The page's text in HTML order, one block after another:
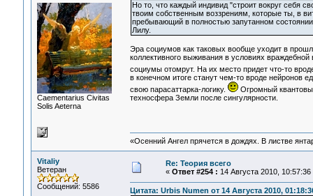
Сaementarius Civitas
Solis Aeterna
Но то, что каждый индивид "строит вокруг себя
твоим собственным воззрениям, которые ты, в
пребывающий в полностью запутанном
Лилу.
Эра социумов как таковых вообще уходит в
коллективного выживания в условиях
социумы отомрут. На их место придет что-то
в конечном итоге станут чем-то вроде нейронов
свою парасаттарка-логику.
Огромный
техносфера Земли после сингулярности.
«Осенний Ангел прячется в дождях. В листве
Vitaliy
Ветеран
Сообщений: 5586
Re: Теория всего
« Ответ #254 : 14 Августа 2010, 10:57:36
Цитата: Urbis Numen от 14 Августа 2010,